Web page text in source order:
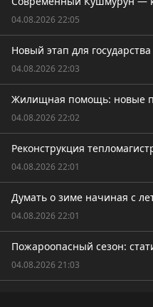
04.08.2026 22:05
Новый этап для государства
04.08.2026 22:03
Жилищная помощь: новые
04.08.2026 22:02
Реконструкция
04.08.2026 22:01
Думать о зиме начиная с
04.08.2026 22:01
Пожароопасный сезон:
04.08.2026 21:03